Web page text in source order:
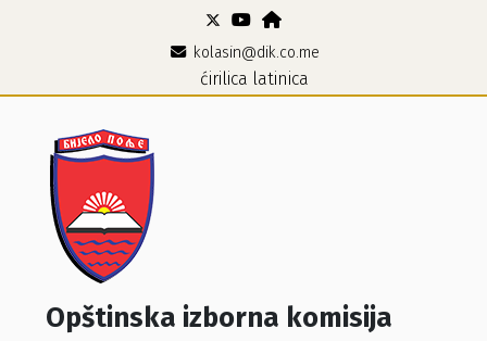
kolasin@dik.co.me
ćirilica latinica
Opštinska izborna komisija